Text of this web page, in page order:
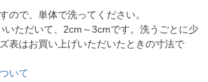
ので、単体で洗ってください。
ただいて、2cm～3cmです。洗うごとに少
表はお買い上げいただいたときの寸法で
いて